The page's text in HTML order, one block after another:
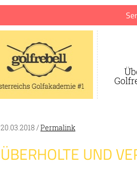
20.03.2018 /Permalink
ÜBERHOLTE UND